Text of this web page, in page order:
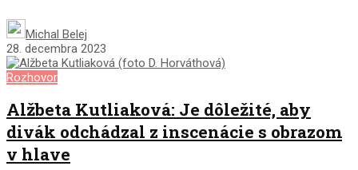
Michal Belej
28. decembra 2023
Rozhovor
Alžbeta Kutliaková: Je dôležité, aby
divák odchádzal z inscenácie s obrazom
v hlave